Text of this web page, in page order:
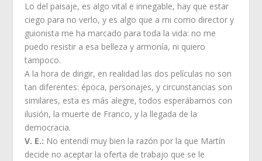
Lo del paisaje, es algo vital e innegable, hay que estar
ciego para no verlo, y es algo que a mi como director y
guionista me ha marcado para toda la vida: no me
puedo resistir a esa belleza y armonía, ni quiero
tampoco.
A la hora de dirigir, en realidad las dos películas no son
tan diferentes: época, personajes, y circunstancias son
similares, esta es más alegre, todos esperábamos con
ilusión, la muerte de Franco, y la llegada de la
democracia.
V. E.: No entendí muy bien la razón por la que Martín
decide no aceptar la oferta de trabajo que se le